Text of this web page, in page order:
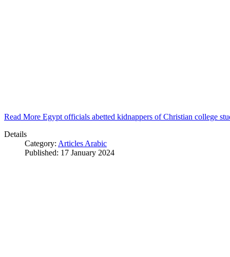
Read More Egypt officials abetted kidnappers of Christian college
Details
Category: Articles Arabic
Published: 17 January 2024